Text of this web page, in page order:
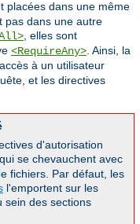
placées dans une même
pas dans une autre
, elles sont
<RequireAny> . Ainsi, la
à un utilisateur
et les directives
d'autorisation
qui se chevauchent avec
fichiers. Par défaut, les
l'emportent sur les
sein des sections